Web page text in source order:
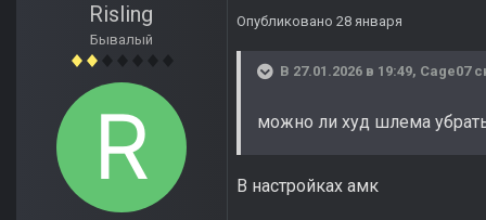
Risling
Бывалый
Опубликовано 28 января
В 27.01.2026 в 19:49, Cage07
можно ли худ шлема
В настройках амк